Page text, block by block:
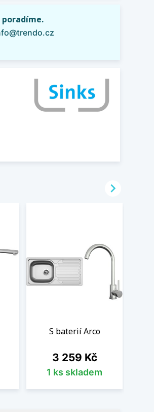
poradíme.
S baterií Arco
Cena
3 259 Kč
1 ks skladem
